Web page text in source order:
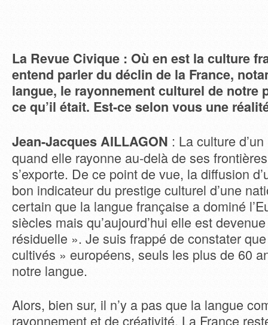
La Revue Civique : Où en est la culture
entend parler du déclin de la France,
langue, le rayonnement culturel de notre
ce qu’il était. Est-ce selon vous une
Jean-Jacques AILLAGON : La culture
quand elle rayonne au-delà de ses
s’exporte. De ce point de vue, la diffusion
bon indicateur du prestige culturel d’une
certain que la langue française a dominé
siècles mais qu’aujourd’hui elle est
résiduelle ». Je suis frappé de constater
cultivés » européens, seuls les plus de 60
notre langue.
Alors, bien sur, il n’y a pas que la langue
rayonnement et de créativité. La France